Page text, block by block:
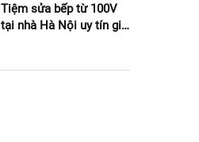
Tiệm sửa bếp từ 100V
tại nhà Hà Nội uy tín giá